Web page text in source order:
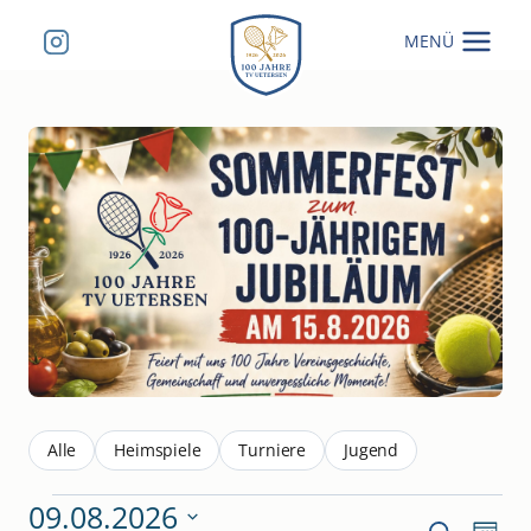
Inhalt
MENÜ
Alle Heimspiele Turniere Jugend
Veranstaltungen
09.08.2026